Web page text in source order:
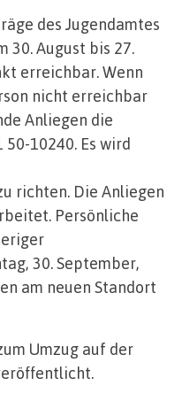
des Jugendamtes
30. August bis 27.
erreichbar. Wenn
nicht erreichbar
Anliegen die
10240. Es wird
richten. Die Anliegen
Persönliche
30. September,
am neuen Standort
Umzug auf der